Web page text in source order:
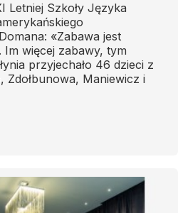
Letniej Szkoły Języka
«Zabawa jest
więcej zabawy, tym
przyjechało 46 dzieci z
Zdołbunowa, Maniewicz i